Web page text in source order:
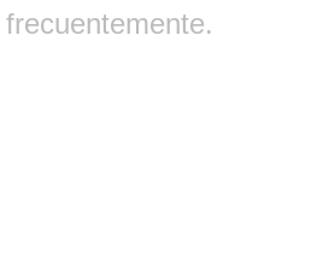
frecuentemente.